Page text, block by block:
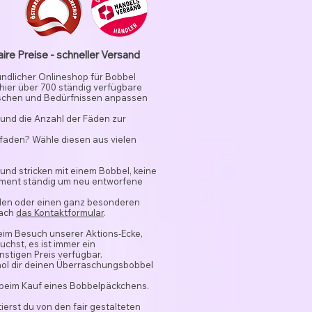
Preise - schneller Versand
Onlineshop für Bobbel
über 700 ständig verfügbare
und Bedürfnissen anpassen
die Anzahl der Fäden zur
Wähle diesen aus vielen
stricken mit einem Bobbel, keine
ständig um neu entworfene
oder einen ganz besonderen
das Kontaktformular.
Besuch unserer Aktions-Ecke,
es ist immer ein
Preis verfügbar.
dir deinen Überraschungsbobbel
Kauf eines Bobbelpäckchens.
du von den fair gestalteten